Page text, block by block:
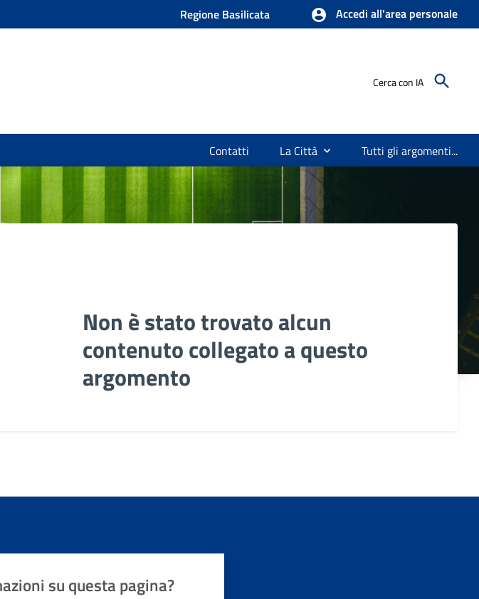
Regione Basilicata Accedi all'area personale
Cerca con IA
Contatti La Città Tutti gli argomenti...
Non è stato trovato alcun
contenuto collegato a questo
argomento
su questa pagina?